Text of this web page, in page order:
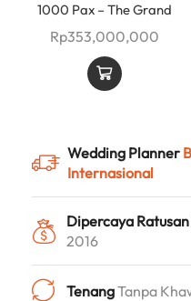
1000 Pax – The Grand
Rp353,000,000
Wedding Planner
Internasional
Dipercaya
2016
TenangTanpa